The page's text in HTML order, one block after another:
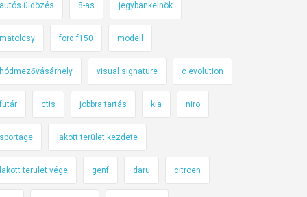
autós üldözés 8-as jegybankelnök
matolcsy ford f150 modell
hódmezővásárhely visual signature c evolution
futár ctis jobbra tartás kia niro
sportage lakott terület kezdete
lakott terület vége genf daru citroen